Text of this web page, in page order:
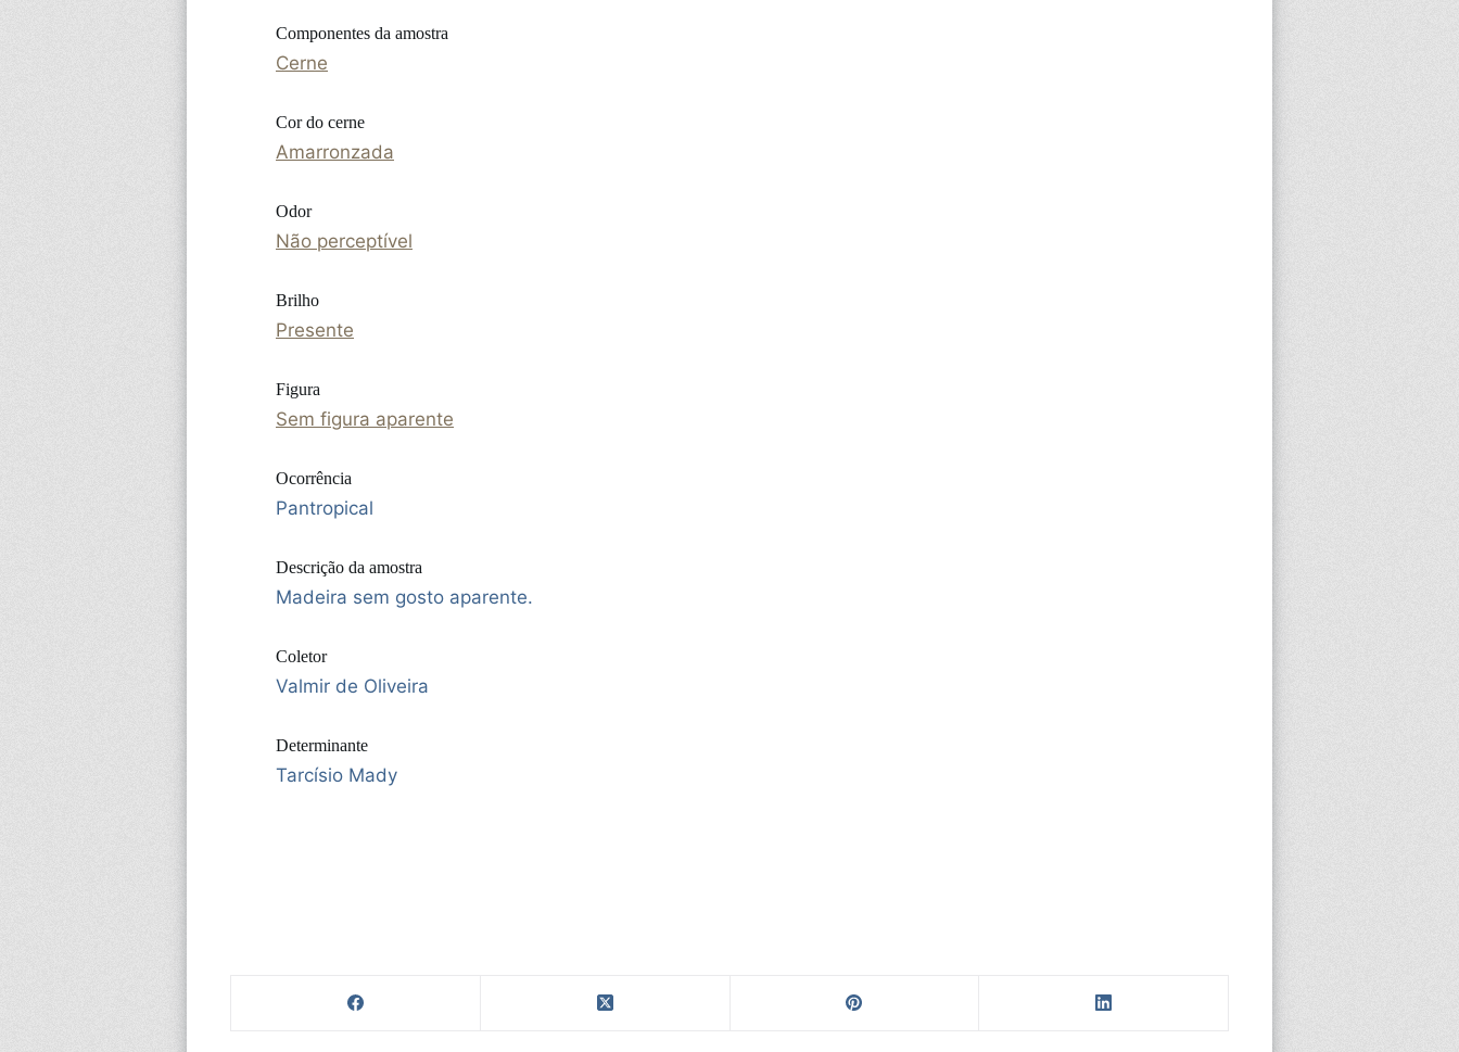
Componentes da amostra
Cerne
Cor do cerne
Amarronzada
Odor
Não perceptível
Brilho
Presente
Figura
Sem figura aparente
Ocorrência
Pantropical
Descrição da amostra
Madeira sem gosto aparente.
Coletor
Valmir de Oliveira
Determinante
Tarcísio Mady